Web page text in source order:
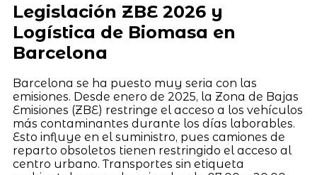
Legislación ZBE 2026 y
Logística de Biomasa en
Barcelona
Barcelona se ha puesto muy seria con las
emisiones. Desde enero de 2025, la Zona de Bajas
Emisiones (ZBE) restringe el acceso a los vehículos
más contaminantes durante los días laborables.
Esto influye en el suministro, pues camiones de
reparto obsoletos tienen restringido el acceso al
centro urbano. Transportes sin etiqueta